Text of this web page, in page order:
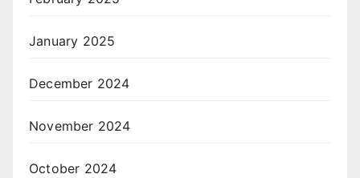
January 2025
December 2024
November 2024
October 2024